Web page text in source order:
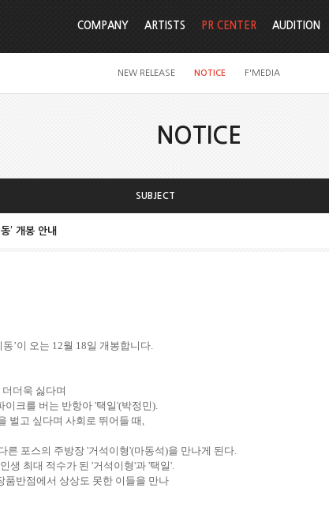
COMPANY ARTISTS PR CENTER
NEW RELEASE NOTICE F'MEDIA
AUDITION
NOTICE
SUBJECT
’ 개봉 안내
동’이 오는 12월 18일 개봉합니다.
더욱 싫다며
이크를 버는 반항아 '택일'(박정민).
벌고 싶다며 사회로 뛰어들 때 ,
른 포스의 주방장 '거석이형'(마동석)을 만나게 된다.
생 최대 적수가 된 '거석이형'과 '택일'.
품반점에서 상상도 못한 이들을 만나